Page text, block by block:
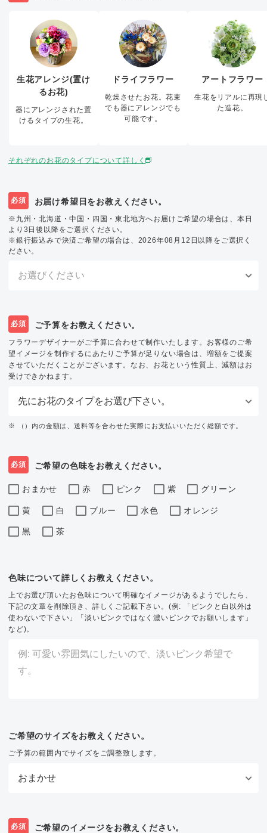
生花アレンジ(置け
るお花)
器にアレンジされた置
けるタイプの生花。
ドライフラワー
乾燥させたお花。花束
でも器にアレンジでも
可能です。
アートフラワー
生花をリアルに再現
た造花。
それぞれのお花のタイプについて詳しく
必須 お届け希望日をお教えください。
※九州・北海道・中国・四国・東北地方へお届けご希望の場合は、本日
より3日後以降をご選択ください。
※銀行振込みで決済ご希望の場合は、2026年08月12日以降をご選択く
ださい。
必須 ご予算をお教えください。
フラワーデザイナーがご予算に合わせて制作いたします。お客様のご希
望イメージを制作するにあたりご予算が足りない場合は、増額をご提案
させていただくことがございます。なお、お花という性質上、減額はお
受けできかねます。
※ （）内の金額は、送料等を合わせた実際にお支払いいただく総額です。
必須 ご希望の色味をお教えください。
おまかせ 赤 ピンク 紫 グリーン
黄 白 ブルー 水色 オレンジ
黒 茶
色味について詳しくお教えください。
上でお選び頂いたお色味について明確なイメージがあるようでしたら、
下記の文章を削除頂き、詳しくご記載下さい。(例: 「ピンクと白以外は
使わないで下さい」「淡いピンクではなく濃いピンクでお願いします」
など)。
ご希望のサイズをお教えください。
ご予算の範囲内でサイズをご調整致します。
必須 ご希望のイメージをお教えください。